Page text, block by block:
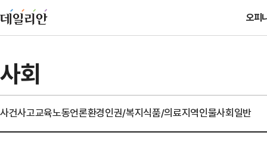
오피
사회
사건사고교육노동언론환경인권/복지식품/의료지역인물사회일반